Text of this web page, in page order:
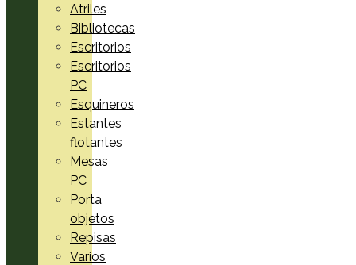
Atriles
Bibliotecas
Escritorios
Escritorios
PC
Esquineros
Estantes
flotantes
Mesas
PC
Porta
objetos
Repisas
Varios